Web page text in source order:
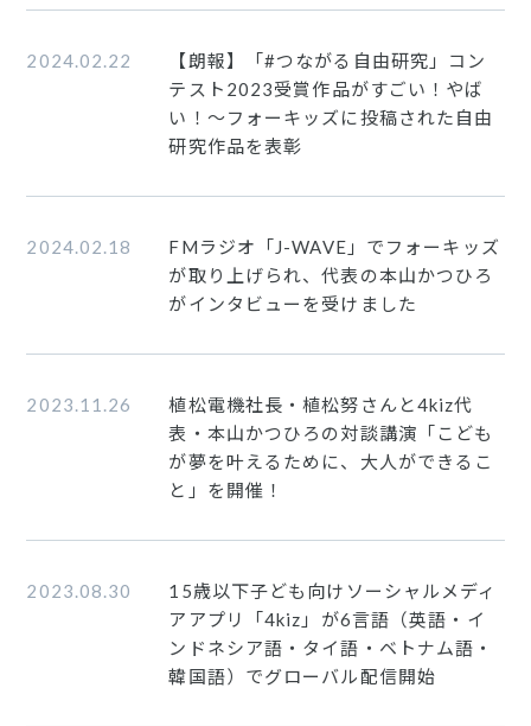
2024.02.22
【朗報】「#つながる自由研究」コン
テスト2023受賞作品がすごい！やば
い！〜フォーキッズに投稿された自由
研究作品を表彰
2024.02.18
FMラジオ「J-WAVE」でフォーキッズ
が取り上げられ、代表の本山かつひろ
がインタビューを受けました
2023.11.26
植松電機社長・植松努さんと4kiz代
表・本山かつひろの対談講演「こども
が夢を叶えるために、大人ができるこ
と」を開催！
2023.08.30
15歳以下子ども向けソーシャルメディ
アアプリ「4kiz」が6言語（英語・イ
ンドネシア語・タイ語・ベトナム語・
韓国語）でグローバル配信開始